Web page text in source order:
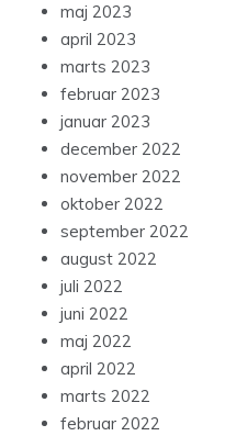
maj 2023
april 2023
marts 2023
februar 2023
januar 2023
december 2022
november 2022
oktober 2022
september 2022
august 2022
juli 2022
juni 2022
maj 2022
april 2022
marts 2022
februar 2022